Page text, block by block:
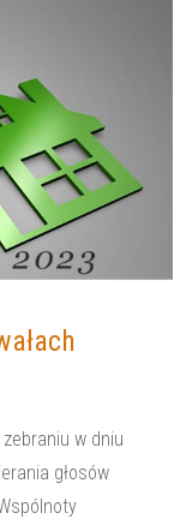
w dniu
głosów